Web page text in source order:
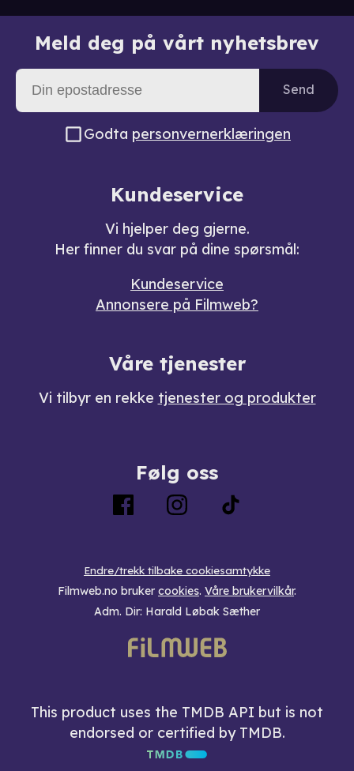
Meld deg på vårt nyhetsbrev
Send
Godta personvernerklæringen
Kundeservice
Vi hjelper deg gjerne.
Her finner du svar på dine spørsmål:
Kundeservice
Annonsere på Filmweb?
Våre tjenester
Vi tilbyr en rekke tjenester og produkter
Følg oss
Endre/trekk tilbake cookiesamtykke
Filmweb.no bruker cookies. Våre brukervilkår.
Adm. Dir: Harald Løbak Sæther
This product uses the TMDB API but is not
endorsed or certified by TMDB.